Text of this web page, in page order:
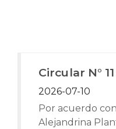
Circular N° 11
2026-07-10
Por acuerdo
Alejandrina